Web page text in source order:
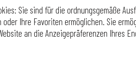
Sie sind für die ordnungsgemäße
Ihre Favoriten ermöglichen. Sie
an die Anzeigepräferenzen Ihres